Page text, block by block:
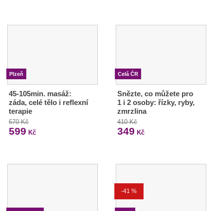
Plzeň
45-105min. masáž:
záda, celé tělo i reflexní
terapie
670 Kč
599 Kč
Celá ČR
Snězte, co můžete pro
1 i 2 osoby: řízky, ryby,
zmrzlina
410 Kč
349 Kč
-41 %